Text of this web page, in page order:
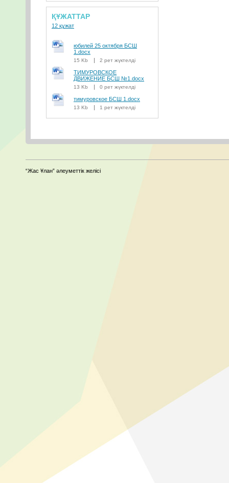
ҚҰЖАТТАР
12 құжат
юбилей 25 октября БСШ
1.docx
15 Kb 2 рет жүктелді
ТИМУРОВСКОЕ
ДВИЖЕНИЕ БСШ №1.docx
13 Kb 0 рет жүктелді
тимуровское БСШ 1.docx
13 Kb 1 рет жүктелді
“Жас Ұлан” әлеуметтік желісі